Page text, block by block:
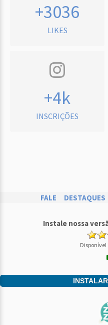
+3036
LIKES
+4k
INSCRIÇÕES
FALE DESTAQUES
Instale nossa
Disponível